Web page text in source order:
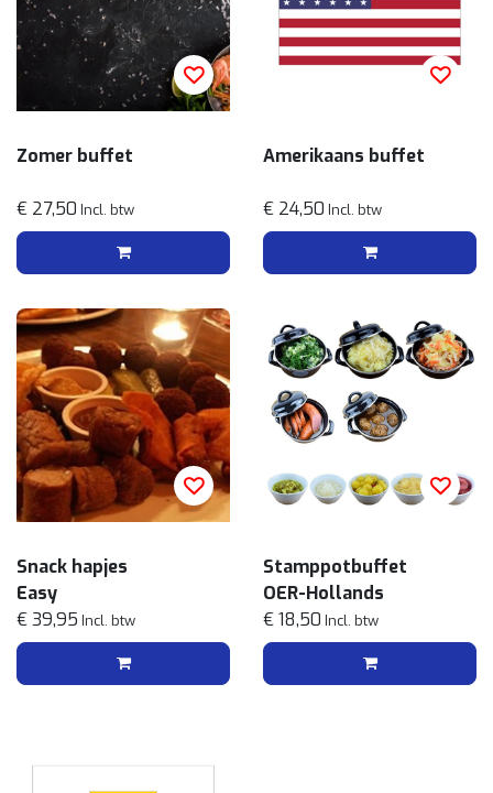
Zomer buffet
€ 27,50 Incl. btw
Amerikaans buffet
€ 24,50 Incl. btw
Snack hapjes
Easy
€ 39,95 Incl. btw
Stamppotbuffet
OER-Hollands
€ 18,50 Incl. btw